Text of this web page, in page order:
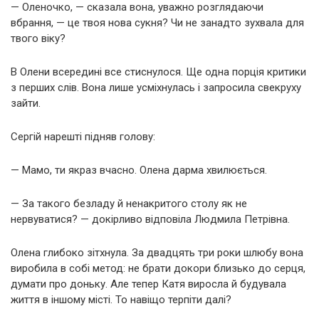
— Оленочко, — сказала вона, уважно розглядаючи
вбрання, — це твоя нова сукня? Чи не занадто зухвала для
твого віку?
В Олени всередині все стиснулося. Ще одна порція критики
з перших слів. Вона лише усміхнулась і запросила свекруху
зайти.
Сергій нарешті підняв голову:
— Мамо, ти якраз вчасно. Олена дарма хвилюється.
— За такого безладу й ненакритого столу як не
нервуватися? — докірливо відповіла Людмила Петрівна.
Олена глибоко зітхнула. За двадцять три роки шлюбу вона
виробила в собі метод: не брати докори близько до серця,
думати про доньку. Але тепер Катя виросла й будувала
життя в іншому місті. То навіщо терпіти далі?